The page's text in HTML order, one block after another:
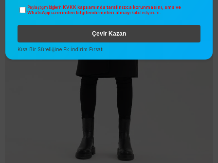
Paylaştığım bilgilerin KVKK kapsamında tarafınızca korunmasını, sms ve
WhatsApp üzerinden bilgilendirmeleri almayı kabul ediyorum.
Çevir Kazan
Kısa Bir Süreliğine Ek İndirim Fırsatı